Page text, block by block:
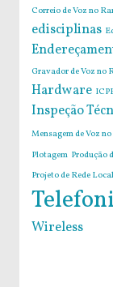
Correio de Voz no
edisciplinas
Gravador de Voz no
Hardware
Inspeção
Mensagem de Voz
Plotagem Produção
Projeto de Rede Local
Wireless